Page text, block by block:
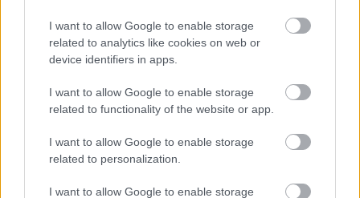
I want to allow Google to enable storage
related to analytics like cookies on web or
device identifiers in apps.
I want to allow Google to enable storage
related to functionality of the website or app.
I want to allow Google to enable storage
related to personalization.
I want to allow Google to enable storage
gumikezelésről fog szólni. Lewis egyértelműen
fantasztikus munkát végzett az első körtől
egészen a leintésig, az ilyen helyzetekben
egyszerűen zseniális” – tette hozzá a
csapatfőnök a Viaplay kamerái előtt.
A brit versenyző tavaly rendkívül nehéz évet zárt